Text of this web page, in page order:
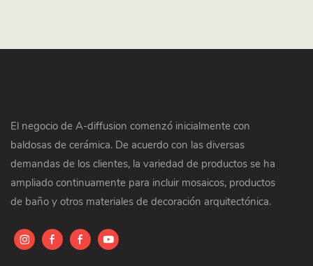
El negocio de A-diffusion comenzó inicialmente con
baldosas de cerámica. De acuerdo con las diversas
demandas de los clientes, la variedad de productos se ha
ampliado continuamente para incluir mosaicos, productos
de baño y otros materiales de decoración arquitectónica.